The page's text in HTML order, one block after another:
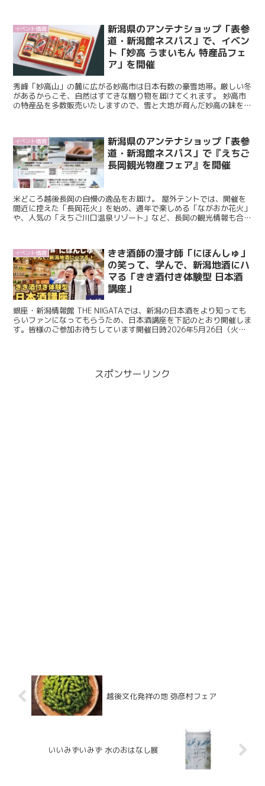
イベント情報
新潟県のアンテナショップ「表参
道・新潟館ネスパス」で、イベン
ト「妙高 うまいもん 特産品フェ
ア」を開催
秀峰「妙高山」の麓に広がる妙高市は日本有数の豪雪地帯。厳しい冬
があるからこそ、自然はすてきな贈り物を届けてくれます。 妙高市
の特産品を多数販売いたしますので、雪と大地が育んだ妙高の味をぜ
イベント情報
新潟県のアンテナショップ「表参
道・新潟館ネスパス」で『えちご
長岡観光物産フェア』を開催
米どころ越後長岡の自慢の逸品をお届け。 屋外テントでは、開催を
間近に控えた「長岡花火」を始め、通年で楽しめる「ながおか花火」
や、人気の「えちご川口温泉リゾート」など、長岡の観光情報も合わ
イベント情報
きき酒師の漫才師「にほんしゅ」
の笑って、学んで、新潟地酒にハ
マる「きき酒付き体験型 日本酒
講座」
銀座・新潟情報館 THE NIIGATAでは、新潟の日本酒をより知っても
らいファンになってもらうため、日本酒講座を下記のとおり開催しま
す。皆様のご参加お待ちしています開催日時2026年5月26日（火）
スポンサーリンク
越後文化発祥の地 弥彦村フェア
いいみずいみず 水のおはなし展